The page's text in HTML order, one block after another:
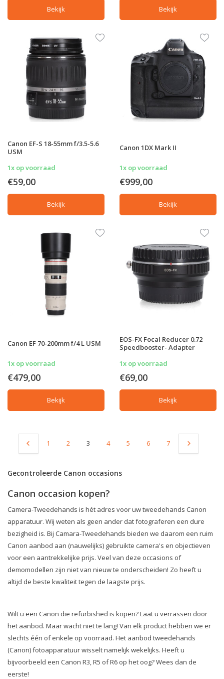
Bekijk Bekijk
Canon EF-S 18-55mm f/3.5-5.6
USM
1x op voorraad
€59,00
Bekijk
Canon 1DX Mark II
1x op voorraad
€999,00
Bekijk
Canon EF 70-200mm f/4 L USM
1x op voorraad
€479,00
Bekijk
EOS-FX Focal Reducer 0.72
Speedbooster- Adapter
1x op voorraad
€69,00
Bekijk
1 2 3 4 5 6 7
Gecontroleerde Canon occasions
Canon occasion kopen?
Camera-Tweedehands is hét adres voor uw tweedehands Canon
apparatuur. Wij weten als geen ander dat fotograferen een dure
bezigheid is. Bij Camara-Tweedehands bieden we daarom een ruim
Canon aanbod aan (nauwelijks) gebruikte camera's en objectieven
voor een aantrekkelijke prijs. Veel van deze occasions of
demomodellen zijn niet van nieuw te onderscheiden! Zo heeft u
altijd de beste kwaliteit tegen de laagste prijs.
Wilt u een Canon die refurbished is kopen? Laat u verrassen door
het aanbod. Maar wacht niet te lang! Van elk product hebben we er
slechts één of enkele op voorraad. Het aanbod tweedehands
(Canon) fotoapparatuur wisselt namelijk wekelijks. Heeft u
bijvoorbeeld een Canon R3, R5 of R6 op het oog? Wees dan de
eerste!